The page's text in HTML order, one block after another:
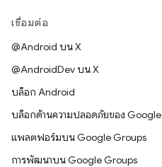
เชื่อมต่อ
@Android บน X
@AndroidDev บน X
บล็อก Android
บล็อกด้านความปลอดภัยของ Google
แพลตฟอร์มบน Google Groups
การพัฒนาบน Google Groups